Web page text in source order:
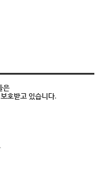
은
호받고 있습니다.